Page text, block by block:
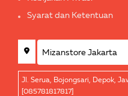
Syarat dan Ketentuan
Jl. Serua, Bojongsari, Depok,
[085781817817]